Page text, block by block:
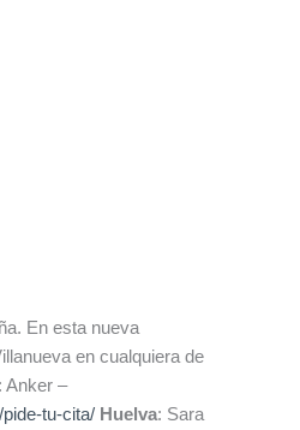
En esta nueva
en cualquiera de
: Anker –
tu-cita/ Huelva: Sara